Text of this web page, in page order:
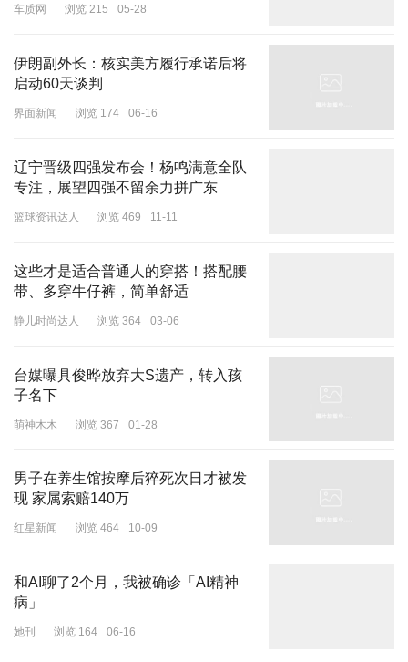
年女戏多于男演员，导致女演员竞争激烈。同时她聊到了影后方面的
评选过程，直言好几部的女演员都很优秀，大家都很纠结，还点名了
三部，唯独没有《春树》，也就是白百何主演的。
文晏也直言自己不认识白百何，包括《春树》的片方她也不太认识，
按照规定也不允许他们私下交流。不过文晏直言虽然不认识白百何，
车质网 浏览 215 05-28
伊朗副外长：核实美方履行承诺后将
启动60天谈判
界面新闻 浏览 174 06-16
辽宁晋级四强发布会！杨鸣满意全队
专注，展望四强不留余力拼广东
篮球资讯达人 浏览 469 11-11
这些才是适合普通人的穿搭！搭配腰
带、多穿牛仔裤，简单舒适
静儿时尚达人 浏览 364 03-06
台媒曝具俊晔放弃大S遗产，转入孩
子名下
萌神木木 浏览 367 01-28
男子在养生馆按摩后猝死次日才被发
现 家属索赔140万
红星新闻 浏览 464 10-09
和AI聊了2个月，我被确诊「AI精神
病」
她刊 浏览 164 06-16